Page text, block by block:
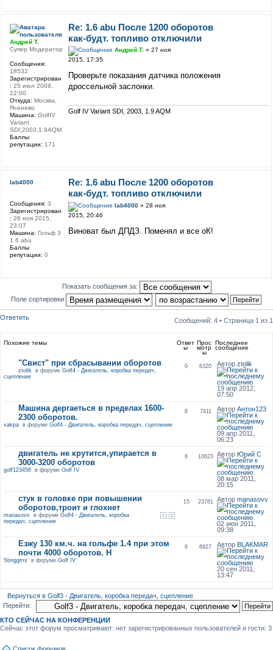
Re: 1.6 abu После 1200 оборотов
как-будт. топливо отключили
Андрей Т. » 27 ноя
2015, 17:35
Проверьте показания датчика положения
дроссельной заслонки.
Golf IV Variant SDI, 2003, 1.9 AQM
Андрей Т.
Супер Модератор
Сообщения:
18532
Зарегистрирован
: 25 июл 2008,
22:00
Откуда: Москва,
Ясенево
Машина: GolfIV
Variant
SDI,2003,1.9AQM
Баллы
репутации: 171
Re: 1.6 abu После 1200 оборотов
как-будт. топливо отключили
lab4000» 28 ноя
2015, 20:46
Виноват был ДПДЗ. Поменял и все оК!
lab4000
Сообщения: 3
Зарегистрирован
: 26 ноя 2015,
23:07
Машина: Гольф 3
1.6 abu
Баллы
репутации: 0
Показать сообщения за:
Поле сортировки
Ответить Сообщений: 4 • Страница 1 из 1
Похожие темы Ответ
ы
Прос
мотр
ы
Последнее
сообщение
"Свист" при сбрасывании оборотов
ztolik в форуме Golf4 - Двигатель, коробка передач,
сцепление
0 6320 Авторztolik
19 апр 2012,
07:50
Машина дергаеться в пределах 1600-
2300 оборотов.
vakpaв форуме Golf4 - Двигатель, коробка передач, сцепление
8 7411 АвторАнтон123
09 апр 2011,
06:23
двигатель не крутится,упирается в
3000-3200 оборотов
golf123456в форуме Golf IV
6 10623 Автор Юрий С
08 мар 2011,
20:15
стук в головке при повышении
оборотов,троит и глохнет
1 2
manasovvв форуме Golf4 - Двигатель, коробка
передач, сцепление
15 23761 Авторmanasovv
02 июн 2011,
09:38
Езжу 130 км.ч. на гольфе 1.4 при этом
почти 4000 оборотов. Н
Stinggmsв форуме Golf IV
6 6927 Автор BLAKMAR
20 сен 2011,
13:47
Вернуться в Golf3 - Двигатель, коробка передач, сцепление
Перейти:
КТО СЕЙЧАС НА КОНФЕРЕНЦИИ
Сейчас этот форум просматривают: нет зарегистрированных пользователей и гости: 3